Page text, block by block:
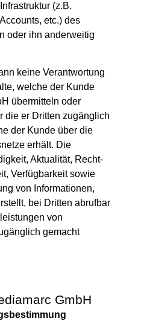
(z.B.
etc.) des
oder ihn anderweitig
keine Verantwortung
welche der Kunde
übermitteln oder
die er Dritten zugänglich
der Kunde über die
erhält. Die
Aktualität, Recht-
Verfügbarkeit sowie
von Informationen,
bei Dritten abrufbar
von
gemacht
GmbH